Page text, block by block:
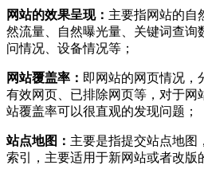
网站的效果呈现： 主要指网站的自
然流量、自然曝光量、关键词查询
问情况、设备情况等；
网站覆盖率： 即网站的网页情况，
有效网页、已排除网页等，对于网
站覆盖率可以很直观的发现问题；
站点地图： 主要是指提交站点地图
索引，主要适用于新网站或者改版